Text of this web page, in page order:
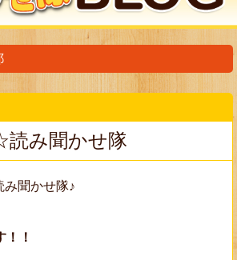
み聞かせ隊
み聞かせ隊♪
！